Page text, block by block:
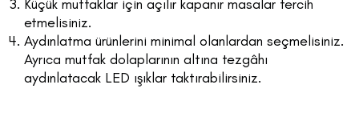
Küçük mutfaklar için açılır kapanır masalar tercih
etmelisiniz.
Aydınlatma ürünlerini minimal olanlardan seçmelisiniz.
Ayrıca mutfak dolaplarının altına tezgâhı
aydınlatacak LED ışıklar taktırabilirsiniz.